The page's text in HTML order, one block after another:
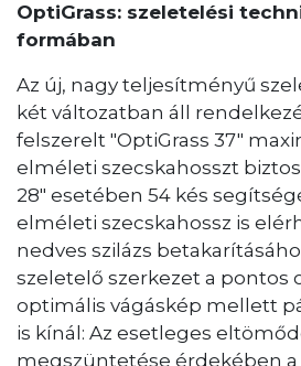
OptiGrass: szeletelési
formában
Az új, nagy teljesítményű
két változatban áll
felszerelt "OptiGrass 37"
elméleti szecskahosszt
28" esetében 54 kés
elméleti szecskahossz is
nedves szilázs
szeletelő szerkezet a pontos
optimális vágáskép mellett
is kínál: Az esetleges
megszüntetése érdekében a